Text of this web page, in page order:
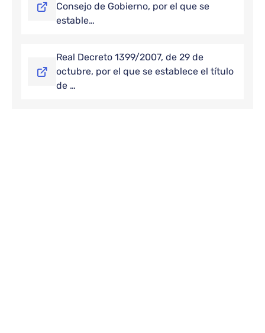
Consejo de Gobierno, por el que se
estable…
Real Decreto 1399/2007, de 29 de
octubre, por el que se establece el título
de …